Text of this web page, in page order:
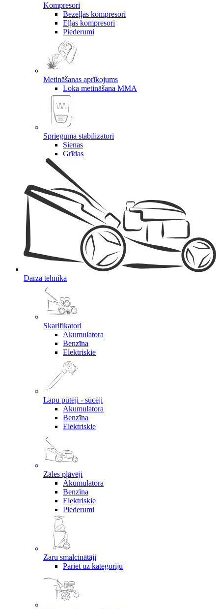
Kompresori
Bezeļļas kompresori
Eļļas kompresori
Piederumi
Metināšanas aprīkojums
Loka metināšana MMA
Sprieguma stabilizatori
Sienas
Grīdas
Dārza tehnika
Skarifikatori
Akumulatora
Benzīna
Elektriskie
Lapu pūtēji - sūcēji
Akumulatora
Benzīna
Elektriskie
Zāles pļāvēji
Akumulatora
Benzīna
Elektriskie
Piederumi
Zaru smalcinātāji
Pāriet uz kategoriju